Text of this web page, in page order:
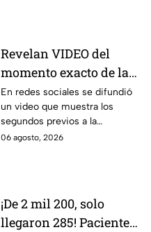
Revelan VIDEO del
momento exacto de la
explosión de pipa de
gas en Cuernavaca,
Morelos
En redes sociales se difundió
un video que muestra los
segundos previos a la
explosión de una pipa de gas
06 agosto, 2026
¡De 2 mil 200, solo
llegaron 285! Pacientes